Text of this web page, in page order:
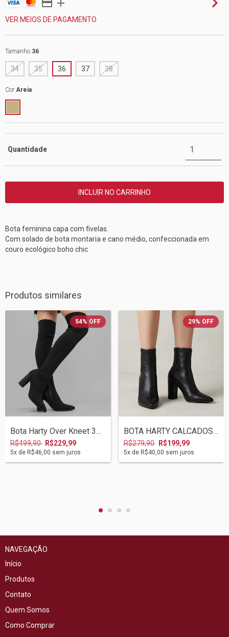
VER MEIOS DE PAGAMENTO
Tamanho 36
34 35 36 37 38
Cor Areia
Quantidade
Bota feminina capa com fivelas.
Com solado de bota montaria e cano médio, confeccionada em
couro ecológico boho chic
Produtos similares
54% OFF
Bota Harty Over Kneet 3422.40173 Preto
R$499,90 R$229,99
5x de R$46,00 sem juros
29% OFF
BOTA HARTY CALCADOS 04/20232 1251941 STR...
R$279,90 R$199,99
5x de R$40,00 sem juros
NAVEGAÇÃO
Início
Produtos
Contato
Quem Somos
Como Comprar